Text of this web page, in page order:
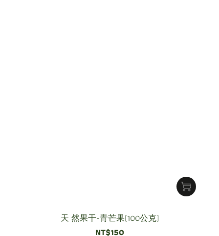
天 然果干-青芒果(100公克)
NT$150